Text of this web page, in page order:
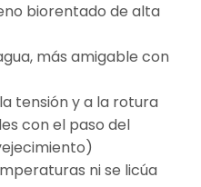
biorentado de alta
más amigable con
tensión y a la rotura
con el paso del
ni se licúa